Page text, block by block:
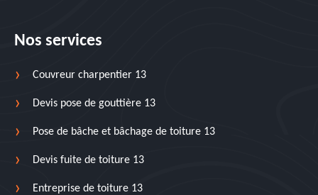
Nos services
Couvreur charpentier 13
Devis pose de gouttière 13
Pose de bâche et bâchage de toiture 13
Devis fuite de toiture 13
Entreprise de toiture 13